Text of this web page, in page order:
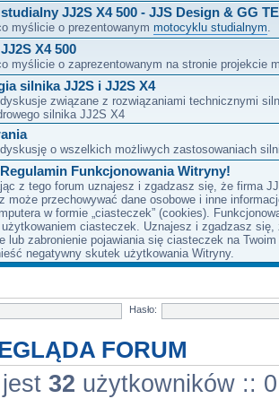
JJ2S X4 500 - JJS Design & GG
myślicie o prezentowanym motocyklu studialnym
X4 500
myślicie o zaprezentowanym na stronie projekcie
silnika JJ2S i JJ2S X4
związane z rozwiązaniami technicznymi
silnika JJ2S X4
o wszelkich możliwych zastosowaniach
Funkcjonowania Witryny!
z tego forum uznajesz i zgadzasz się, że firma
może przechowywać dane osobowe i inne
w formie „ciasteczek” (cookies).
ciasteczek. Uznajesz i zgadzasz się,
lub zabronienie pojawiania się ciasteczek na
negatywny skutek użytkowania Witryny.
Hasło:
FORUM
32 użytkowników ::